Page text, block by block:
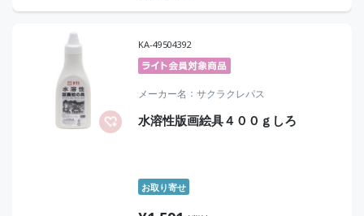
KA-49504392
メーカー名 サクラクレパス
水溶性版画絵具４００ｇしろ
お取り寄せ